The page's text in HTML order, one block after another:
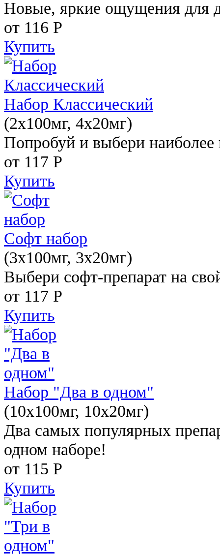
Новые, яркие ощущения для
от 116 Р
Купить
Набор Классический
(2x100мг, 4x20мг)
Попробуй и выбери наиболее
от 117 Р
Купить
Софт набор
(3x100мг, 3x20мг)
Выбери софт-препарат на
от 117 Р
Купить
Набор "Два в одном"
(10x100мг, 10x20мг)
Два самых популярных
одном наборе!
от 115 Р
Купить